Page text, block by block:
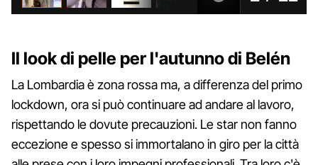
Il look di pelle per l'autunno di Belén
La Lombardia è zona rossa ma, a differenza del primo
lockdown, ora si può continuare ad andare al lavoro,
rispettando le dovute precauzioni. Le star non fanno
eccezione e spesso si immortalano in giro per la città